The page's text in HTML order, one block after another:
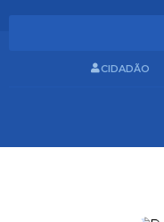
CIDADÃO